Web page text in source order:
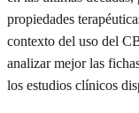
propiedades
contexto del uso del
analizar mejor las
los estudios clínicos